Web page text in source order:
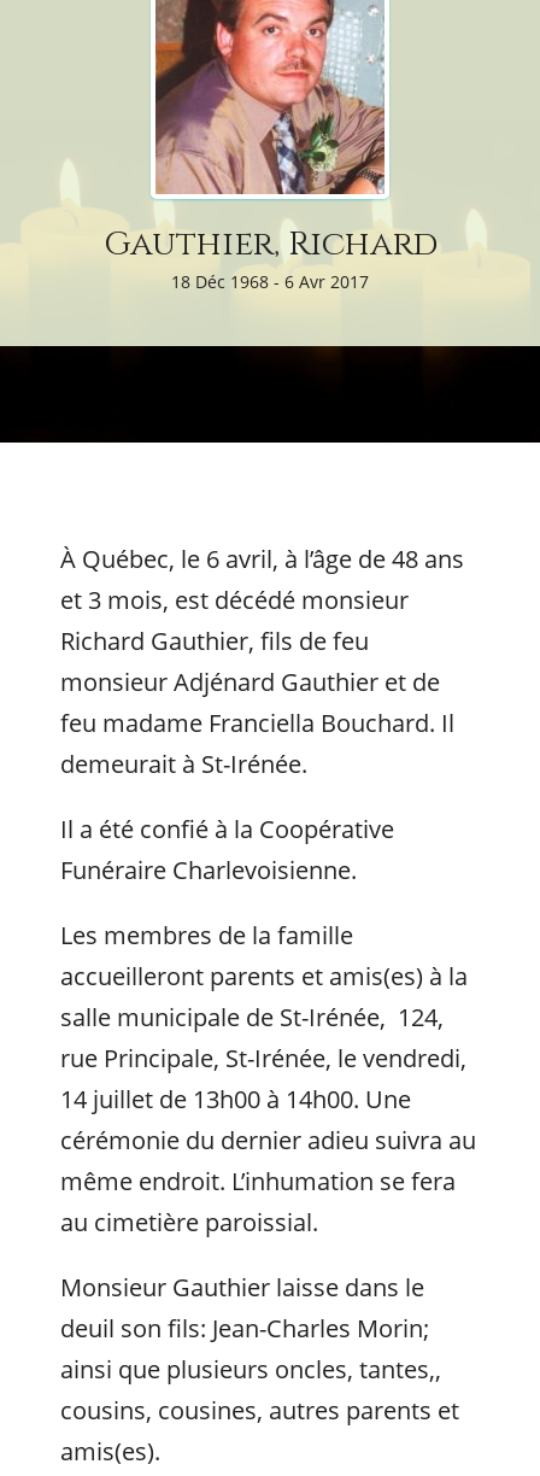
Gauthier, Richard
18 Déc 1968 - 6 Avr 2017
À Québec, le 6 avril, à l’âge de 48 ans
et 3 mois, est décédé monsieur
Richard Gauthier, fils de feu
monsieur Adjénard Gauthier et de
feu madame Franciella Bouchard. Il
demeurait à St-Irénée.
Il a été confié à la Coopérative
Funéraire Charlevoisienne.
Les membres de la famille
accueilleront parents et amis(es) à la
salle municipale de St-Irénée, 124,
rue Principale, St-Irénée, le vendredi,
14 juillet de 13h00 à 14h00. Une
cérémonie du dernier adieu suivra au
même endroit. L’inhumation se fera
au cimetière paroissial.
Monsieur Gauthier laisse dans le
deuil son fils: Jean-Charles Morin;
ainsi que plusieurs oncles, tantes,,
cousins, cousines, autres parents et
amis(es).